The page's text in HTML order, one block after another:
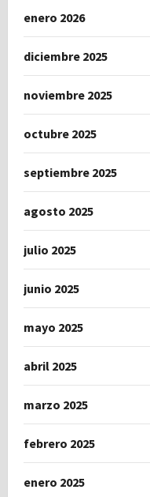
enero 2026
diciembre 2025
noviembre 2025
octubre 2025
septiembre 2025
agosto 2025
julio 2025
junio 2025
mayo 2025
abril 2025
marzo 2025
febrero 2025
enero 2025